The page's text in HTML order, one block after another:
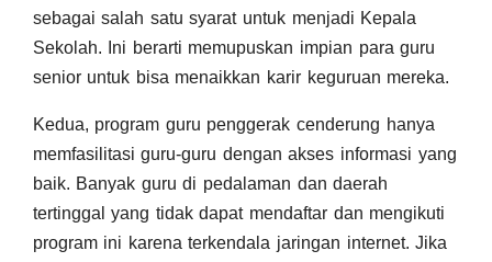
sebagai salah satu syarat untuk menjadi Kepala
Sekolah. Ini berarti memupuskan impian para guru
senior untuk bisa menaikkan karir keguruan mereka.
Kedua, program guru penggerak cenderung hanya
memfasilitasi guru-guru dengan akses informasi yang
baik. Banyak guru di pedalaman dan daerah
tertinggal yang tidak dapat mendaftar dan mengikuti
program ini karena terkendala jaringan internet. Jika